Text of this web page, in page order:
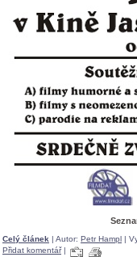
Celý článek | Autor: Petr Hampl |
Přidat komentář|